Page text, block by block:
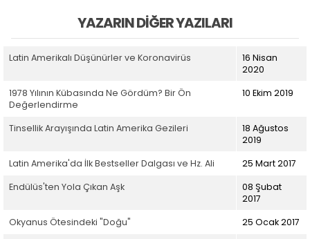
YAZARIN DIĞER YAZILARI
Latin Amerikalı Düşünürler ve Koronavirüs
16 Nisan
2020
1978 Yılının Kübasında Ne Gördüm? Bir Ön
Değerlendirme
10 Ekim 2019
Tinsellik Arayışında Latin Amerika Gezileri
18 Ağustos
2019
Latin Amerika'da İlk Bestseller Dalgası ve Hz. Ali
25 Mart 2017
Endülüs'ten Yola Çıkan Aşk
08 Şubat
2017
Okyanus Ötesindeki "Doğu"
25 Ocak 2017